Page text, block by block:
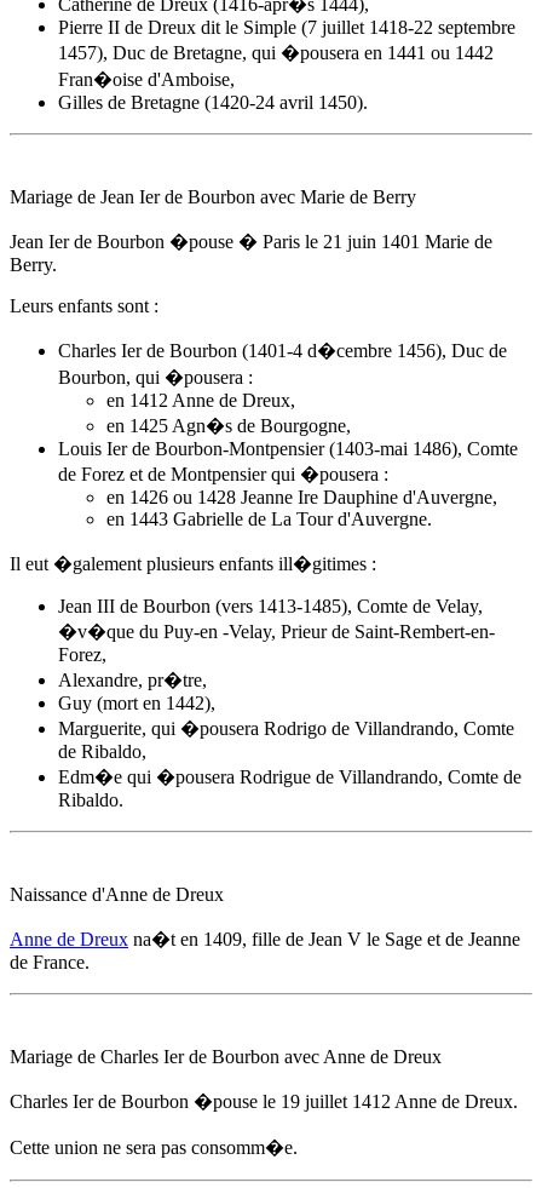
Catherine de Dreux (1416-apr�s 1444),
Pierre II de Dreux dit le Simple (7 juillet 1418-22 septembre
1457), Duc de Bretagne, qui �pousera en 1441 ou 1442
Fran�oise d'Amboise,
Gilles de Bretagne (1420-24 avril 1450).
Mariage de Jean Ier de Bourbon avec Marie de Berry
Jean Ier de Bourbon �pouse � Paris le 21 juin 1401 Marie de
Berry.
Leurs enfants sont :
Charles Ier de Bourbon (1401-4 d�cembre 1456), Duc de
Bourbon, qui �pousera :
en 1412 Anne de Dreux,
en 1425 Agn�s de Bourgogne,
Louis Ier de Bourbon-Montpensier (1403-mai 1486), Comte
de Forez et de Montpensier qui �pousera :
en 1426 ou 1428 Jeanne Ire Dauphine d'Auvergne,
en 1443 Gabrielle de La Tour d'Auvergne.
Il eut �galement plusieurs enfants ill�gitimes :
Jean III de Bourbon (vers 1413-1485), Comte de Velay,
�v�que du Puy-en -Velay, Prieur de Saint-Rembert-en-
Forez,
Alexandre, pr�tre,
Guy (mort en 1442),
Marguerite, qui �pousera Rodrigo de Villandrando, Comte
de Ribaldo,
Edm�e qui �pousera Rodrigue de Villandrando, Comte de
Ribaldo.
Naissance d'Anne de Dreux
Anne de Dreux na�t en 1409, fille de Jean V le Sage et de Jeanne
de France.
Mariage de Charles Ier de Bourbon avec Anne de Dreux
Charles Ier de Bourbon �pouse le 19 juillet 1412 Anne de Dreux.
Cette union ne sera pas consomm�e.